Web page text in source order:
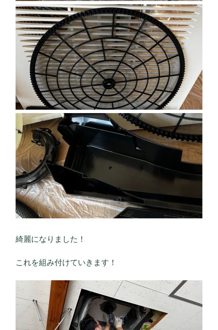
綺麗になりました！
これを組み付けていきます！